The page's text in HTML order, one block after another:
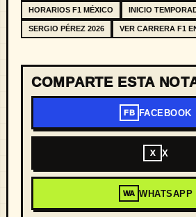
HORARIOS F1 MÉXICO INICIO
SERGIO PÉREZ 2026 VER CARRERA F1
COMPARTE ESTA
FB FACEBOOK
X X
WA WHATSAPP